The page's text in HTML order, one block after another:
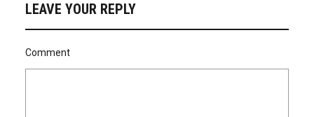
LEAVE YOUR REPLY
Comment